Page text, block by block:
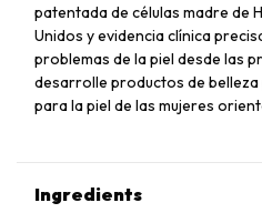
patentada de células madre de
Unidos y evidencia clínica
problemas de la piel desde las
desarrolle productos de
para la piel de las mujeres
Ingredients